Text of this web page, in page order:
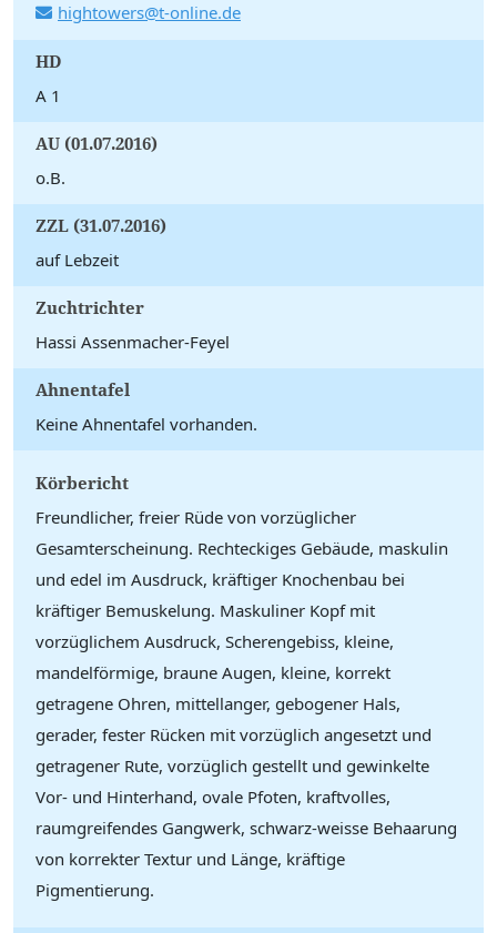
hightowers@t-online.de
HD
A 1
AU (01.07.2016)
o.B.
ZZL (31.07.2016)
auf Lebzeit
Zuchtrichter
Hassi Assenmacher-Feyel
Ahnentafel
Keine Ahnentafel vorhanden.
Körbericht
Freundlicher, freier Rüde von vorzüglicher
Gesamterscheinung. Rechteckiges Gebäude, maskulin
und edel im Ausdruck, kräftiger Knochenbau bei
kräftiger Bemuskelung. Maskuliner Kopf mit
vorzüglichem Ausdruck, Scherengebiss, kleine,
mandelförmige, braune Augen, kleine, korrekt
getragene Ohren, mittellanger, gebogener Hals,
gerader, fester Rücken mit vorzüglich angesetzt und
getragener Rute, vorzüglich gestellt und gewinkelte
Vor- und Hinterhand, ovale Pfoten, kraftvolles,
raumgreifendes Gangwerk, schwarz-weisse Behaarung
von korrekter Textur und Länge, kräftige
Pigmentierung.